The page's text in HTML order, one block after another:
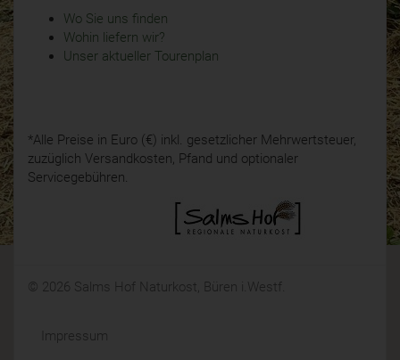
Wo Sie uns finden
Wohin liefern wir?
Unser aktueller Tourenplan
*Alle Preise in Euro (€) inkl. gesetzlicher Mehrwertsteuer,
zuzüglich Versandkosten, Pfand und optionaler
Servicegebühren.
© 2026 Salms Hof Naturkost, Büren i.Westf.
Impressum